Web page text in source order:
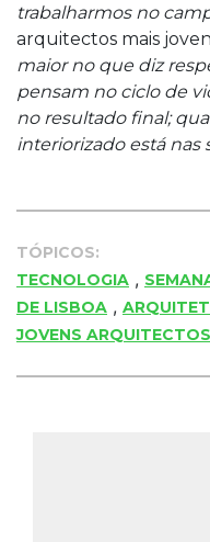
trabalharmos no
arquitectos mais
maior no que diz
pensam no ciclo de
no resultado final;
interiorizado está nas
TÓPICOS:
TECNOLOGIA ,
DE LISBOA ,
JOVENS ARQUITECTOS